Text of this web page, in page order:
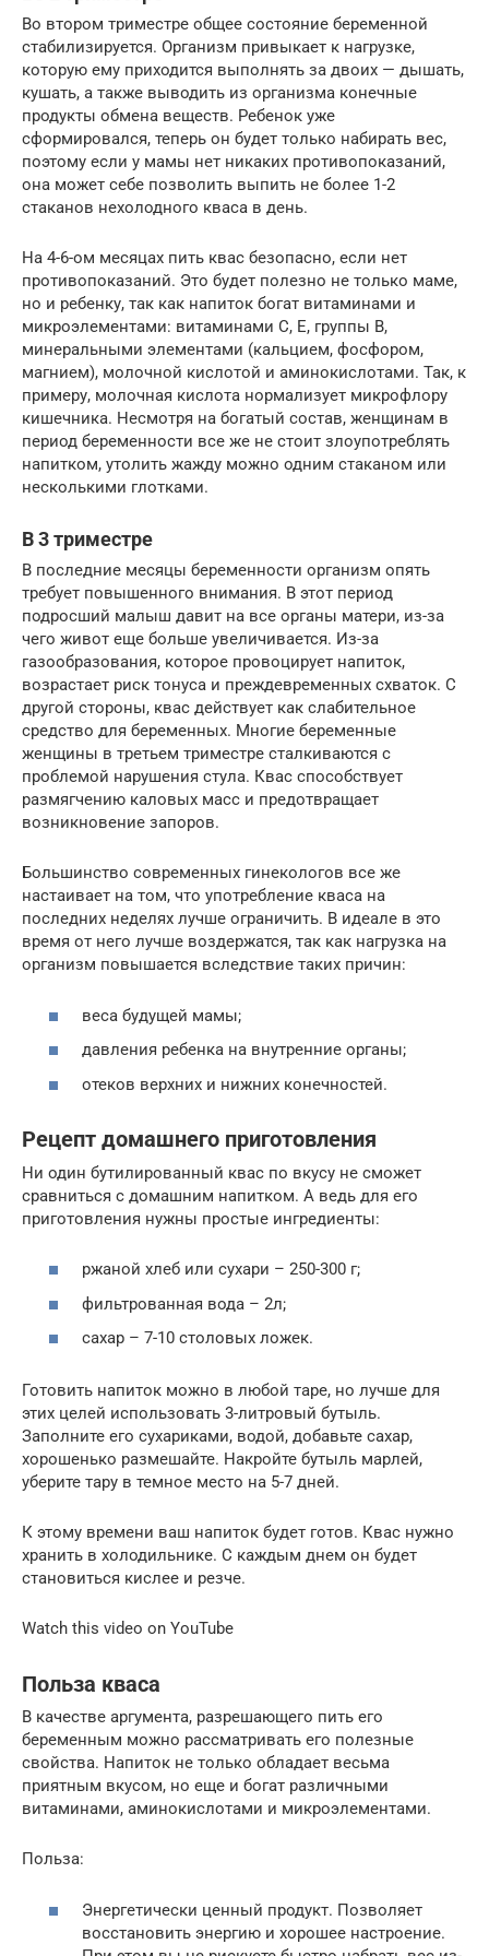
Во втором триместре общее состояние беременной
стабилизируется. Организм привыкает к нагрузке,
которую ему приходится выполнять за двоих — дышать,
кушать, а также выводить из организма конечные
продукты обмена веществ. Ребенок уже
сформировался, теперь он будет только набирать вес,
поэтому если у мамы нет никаких противопоказаний,
она может себе позволить выпить не более 1-2
стаканов нехолодного кваса в день.
На 4-6-ом месяцах пить квас безопасно, если нет
противопоказаний. Это будет полезно не только маме,
но и ребенку, так как напиток богат витаминами и
микроэлементами: витаминами C, E, группы B,
минеральными элементами (кальцием, фосфором,
магнием), молочной кислотой и аминокислотами. Так, к
примеру, молочная кислота нормализует микрофлору
кишечника. Несмотря на богатый состав, женщинам в
период беременности все же не стоит злоупотреблять
напитком, утолить жажду можно одним стаканом или
несколькими глотками.
В 3 триместре
В последние месяцы беременности организм опять
требует повышенного внимания. В этот период
подросший малыш давит на все органы матери, из-за
чего живот еще больше увеличивается. Из-за
газообразования, которое провоцирует напиток,
возрастает риск тонуса и преждевременных схваток. С
другой стороны, квас действует как слабительное
средство для беременных. Многие беременные
женщины в третьем триместре сталкиваются с
проблемой нарушения стула. Квас способствует
размягчению каловых масс и предотвращает
возникновение запоров.
Большинство современных гинекологов все же
настаивает на том, что употребление кваса на
последних неделях лучше ограничить. В идеале в это
время от него лучше воздержатся, так как нагрузка на
организм повышается вследствие таких причин:
веса будущей мамы;
давления ребенка на внутренние органы;
отеков верхних и нижних конечностей.
Рецепт домашнего приготовления
Ни один бутилированный квас по вкусу не сможет
сравниться с домашним напитком. А ведь для его
приготовления нужны простые ингредиенты:
ржаной хлеб или сухари – 250-300 г;
фильтрованная вода – 2л;
сахар – 7-10 столовых ложек.
Готовить напиток можно в любой таре, но лучше для
этих целей использовать 3-литровый бутыль.
Заполните его сухариками, водой, добавьте сахар,
хорошенько размешайте. Накройте бутыль марлей,
уберите тару в темное место на 5-7 дней.
К этому времени ваш напиток будет готов. Квас нужно
хранить в холодильнике. С каждым днем он будет
становиться кислее и резче.
Watch this video on YouTube
Польза кваса
В качестве аргумента, разрешающего пить его
беременным можно рассматривать его полезные
свойства. Напиток не только обладает весьма
приятным вкусом, но еще и богат различными
витаминами, аминокислотами и микроэлементами.
Польза:
Энергетически ценный продукт. Позволяет
восстановить энергию и хорошее настроение.